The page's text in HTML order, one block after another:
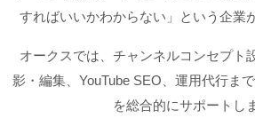
すればいいかわからない」という企業
オークスでは、チャンネルコンセプト
影・編集、YouTube SEO、運用代行ま
を総合的にサポートし